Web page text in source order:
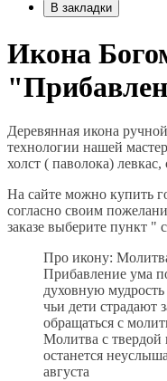
В закладки
Икона
Деревянная икона
технологии нашей
холст ( паволока) левкас,
На сайте можно купить
согласно своим
заказе выберите пункт "
Про икону:
Прибавление ума
духовную
чьи дети страдают
обращаться с
Молитва с твердой
останется
августа